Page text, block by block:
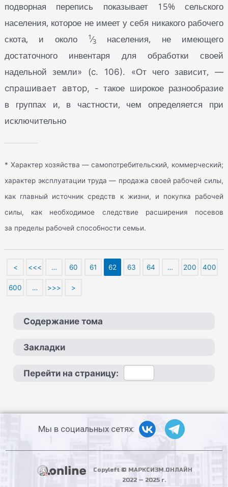
подворная перепись показывает 15% сельского
населения, которое не имеет у себя никакого рабочего
скота, и около
1⁄3
населения, не имеющего
достаточного инвентаря для обработки своей
надельной земли» (с. 106). «От чего зависит, —
спрашивает автор, - такое широкое разнообразие
в группах и, в частности, чем определяется при
исключительно
* Характер хозяйства — самопотребительский, коммерческий;
характер эксплуатации труда — продажа своей рабочей силы,
как главный источник средств к жизни, и покупка рабочей
силы, как необходимое следствие расширения посевов
за пределы рабочей способности семьи.
< <<< … 60 61 62 63 64 … 200 400
600 … >>> >
Содержание тома
Закладки
Перейти на страницу:
Мы в социальных сетях:
Copyleft © МАРКСИЗМ.ОНЛАЙН
2022 — 2025 г.